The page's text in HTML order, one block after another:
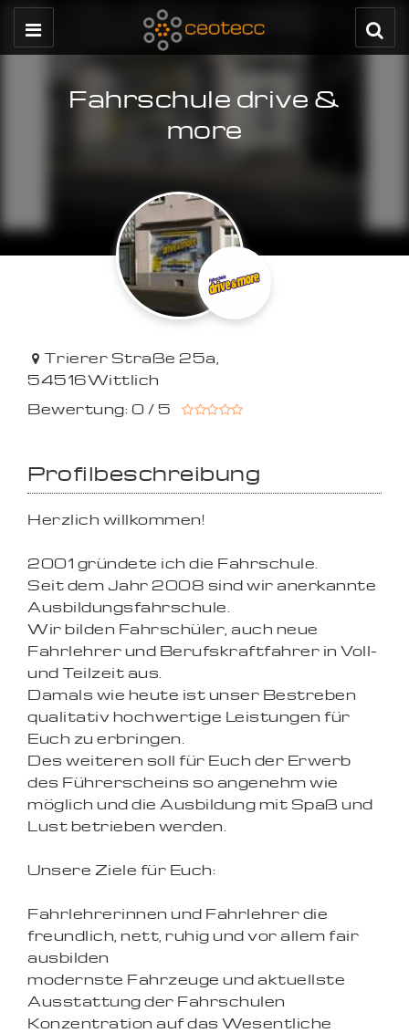
Fahrschule drive &
more
Trierer Straße 25a,
54516Wittlich
Bewertung: 0 / 5
Profilbeschreibung
Herzlich willkommen!
2001 gründete ich die Fahrschule.
Seit dem Jahr 2008 sind wir anerkannte
Ausbildungsfahrschule.
Wir bilden Fahrschüler, auch neue
Fahrlehrer und Berufskraftfahrer in Voll-
und Teilzeit aus.
Damals wie heute ist unser Bestreben
qualitativ hochwertige Leistungen für
Euch zu erbringen.
Des weiteren soll für Euch der Erwerb
des Führerscheins so angenehm wie
möglich und die Ausbildung mit Spaß und
Lust betrieben werden.
Unsere Ziele für Euch:
Fahrlehrerinnen und Fahrlehrer die
freundlich, nett, ruhig und vor allem fair
ausbilden
modernste Fahrzeuge und aktuellste
Ausstattung der Fahrschulen
Konzentration auf das Wesentliche